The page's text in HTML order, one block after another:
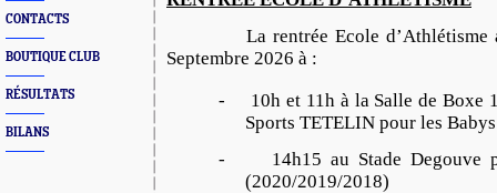
CONTACTS
BOUTIQUE CLUB
RÉSULTATS
BILANS
La rentrée Ecole d’Athlétisme
Septembre 2026 à :
-
10h et 11h à la Salle de Boxe
Sports TETELIN pour les
-
14h15 au Stade Degouve
(2020/2019/2018)